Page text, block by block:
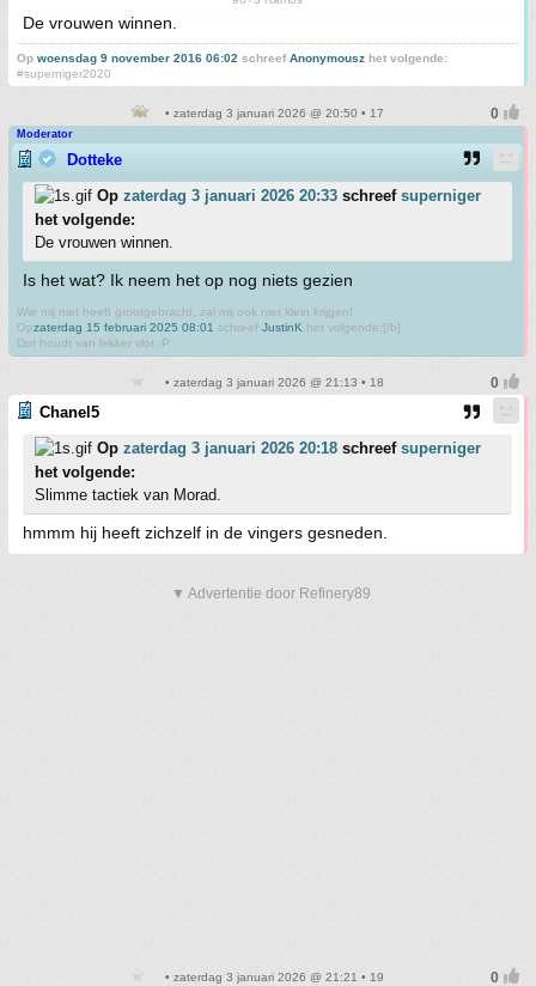
De vrouwen winnen.
Op woensdag 9 november 2016 06:02 schreefAnonymousz het volgende:
#superniger2020
• zaterdag 3 januari 2026 @ 20:50 • 17
Moderator
Dotteke
Op zaterdag 3 januari 2026 20:33 schreef superniger
het volgende:
De vrouwen winnen.
Is het wat? Ik neem het op nog niets gezien
Wie mij niet heeft grootgebracht, zal mij ook niet klein krijgen!
Opzaterdag 15 februari 2025 08:01 schreef JustinK het volgende:[/b]
Dot houdt van lekker vlot :P
• zaterdag 3 januari 2026 @ 21:13 • 18
Chanel5
Op zaterdag 3 januari 2026 20:18 schreef superniger
het volgende:
Slimme tactiek van Morad.
hmmm hij heeft zichzelf in de vingers gesneden.
▼ Advertentie door Refinery89
• zaterdag 3 januari 2026 @ 21:21 • 19